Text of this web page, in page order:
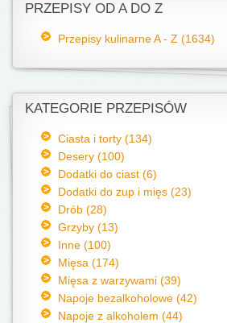
PRZEPISY OD A DO Z
Przepisy kulinarne A - Z (1634)
KATEGORIE PRZEPISÓW
Ciasta i torty (134)
Desery (100)
Dodatki do ciast (6)
Dodatki do zup i mięs (23)
Drób (28)
Grzyby (13)
Inne (100)
Mięsa (174)
Mięsa z warzywami (39)
Napoje bezalkoholowe (42)
Napoje z alkoholem (44)